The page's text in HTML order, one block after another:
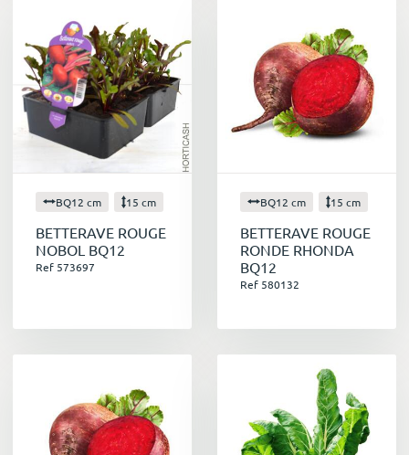
BQ12 cm 15 cm
BETTERAVE ROUGE
NOBOL BQ12
Ref 573697
BQ12 cm 15 cm
BETTERAVE ROUGE
RONDE RHONDA
BQ12
Ref 580132